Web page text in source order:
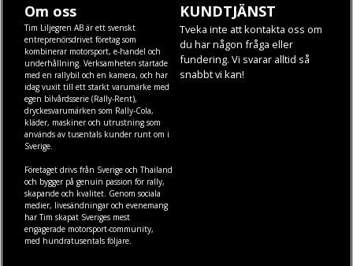
Om oss
Tim Liljegren AB är ett svenskt
entreprenörsdrivet företag som
kombinerar motorsport, e-handel och
underhållning. Verksamheten startade
med en rallybil och en kamera, och har
idag vuxit till ett starkt varumärke med
egen bilvårdsserie (Rally-Rent),
dryckesvarumärken som Rally-Cola,
kläder, maskineroch utrustning som
används av tusentals kunder runt om i
Sverige.
Företaget drivs från Sverige och Thailand
och bygger på genuin passion för rally,
skapande och kvalitet. Genom sociala
medier, livesändningar och evenemang
har Tim skapat Sveriges mest
engagerade motorsport-community,
med hundratusentals följare.
KUNDTJÄNST
Tveka inte att kontakta oss om
du har någon fråga eller
fundering. Vi svarar alltid så
snabbt vi kan!